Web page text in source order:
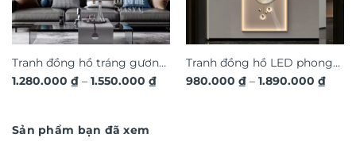
Tranh đồng hồ tráng gương
hươu 3D hiện đại TG4543
1.280.000 ₫ – 1.550.000 ₫Khoảng
Tranh đồng hồ LED phong
cảnh 3D nghệ thuật DG365
980.000 ₫ – 1.890.000 ₫
Sản phẩm bạn đã xem